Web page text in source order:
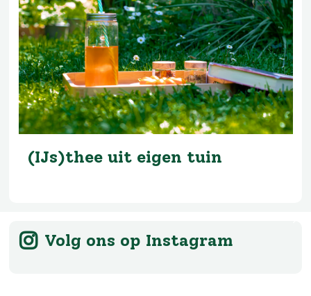
(IJs)thee uit eigen tuin
Volg ons op Instagram